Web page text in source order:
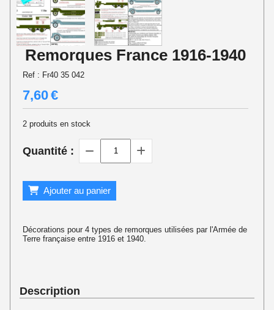
Remorques France 1916-1940
Ref : Fr40 35 042
7,60€
2 produits en stock
Quantité :
Ajouter au panier
Décorations pour 4 types de remorques utilisées par l'Armée de
Terre française entre 1916 et 1940.
Description